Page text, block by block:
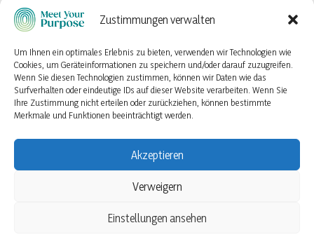
Zustimmungen verwalten
Um Ihnen ein optimales Erlebnis zu bieten, verwenden wir Technologien wie
Cookies, um Geräteinformationen zu speichern und/oder darauf zuzugreifen.
Wenn Sie diesen Technologien zustimmen, können wir Daten wie das
Surfverhalten oder eindeutige IDs auf dieser Website verarbeiten. Wenn Sie
Ihre Zustimmung nicht erteilen oder zurückziehen, können bestimmte
Merkmale und Funktionen beeinträchtigt werden.
Akzeptieren
Verweigern
Einstellungen ansehen
Leider keine Artikel gefunden.
Datenschutzbestimmungen